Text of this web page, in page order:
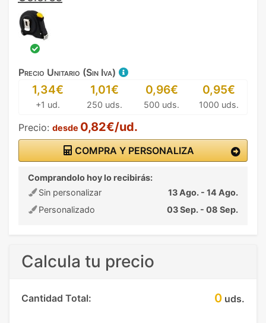
Precio Unitario (Sin Iva)
1,34€
+1 ud.
1,01€
250 uds.
0,96€
500 uds.
0,95€
1000 uds.
Precio: desde 0,82€/ud.
COMPRA Y PERSONALIZA
Comprandolo hoy lo recibirás:
Sin personalizar
13 Ago. - 14 Ago.
Personalizado
03 Sep. - 08 Sep.
Calcula tu precio
Cantidad Total: 0 uds.